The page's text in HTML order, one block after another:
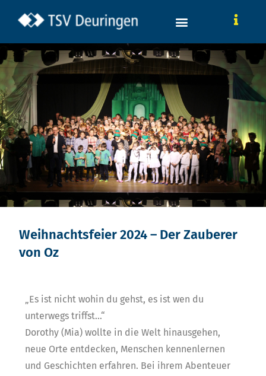
Weihnachtsfeier 2024 – Der Zauberer
von Oz
„Es ist nicht wohin du gehst, es ist wen du
unterwegs triffst…“
Dorothy (Mia) wollte in die Welt hinausgehen,
neue Orte entdecken, Menschen kennenlernen
und Geschichten erfahren. Bei ihrem Abenteuer